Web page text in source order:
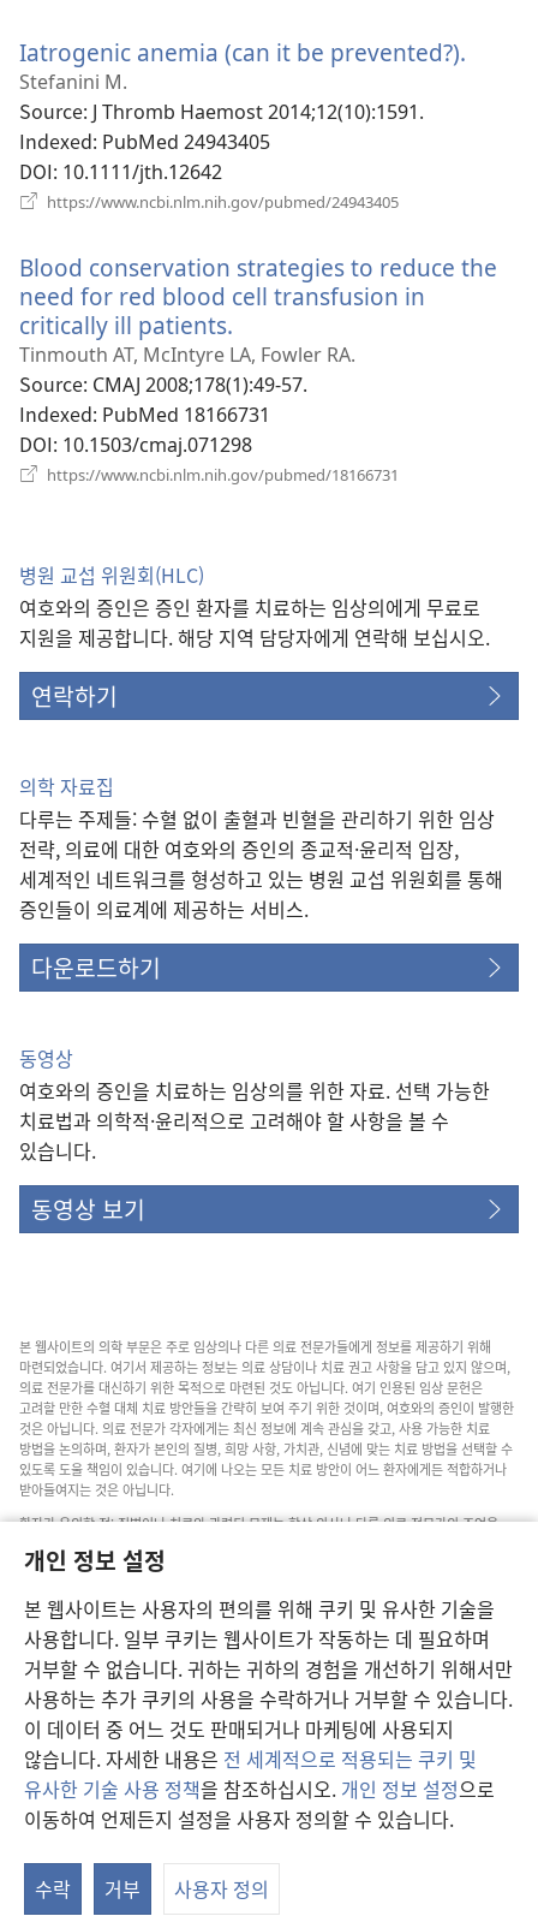
개인 정보 설정
본 웹사이트는 사용자의 편의를 위해 쿠키 및 유사한 기술을
사용합니다. 일부 쿠키는 웹사이트가 작동하는 데 필요하며
거부할 수 없습니다. 귀하는 귀하의 경험을 개선하기 위해서만
사용하는 추가 쿠키의 사용을 수락하거나 거부할 수 있습니다.
이 데이터 중 어느 것도 판매되거나 마케팅에 사용되지
않습니다. 자세한 내용은 전 세계적으로 적용되는 쿠키 및
유사한 기술 사용 정책을 참조하십시오. 개인 정보 설정으로
이동하여 언제든지 설정을 사용자 정의할 수 있습니다.
수락 거부 사용자 정의
창
Iatrogenic anemia (can it be prevented?).
Stefanini M.
Source‎: J Thromb Haemost 2014;12(10):1591.
Indexed‎: PubMed 24943405
DOI‎: 10.1111/jth.12642
https://www.ncbi.nlm.nih.gov/pubmed/24943405
창
열
기)
Blood conservation strategies to reduce the
need for red blood cell transfusion in
critically ill patients.
로
운
창
열
기)
Tinmouth AT, McIntyre LA, Fowler RA.
Source‎: CMAJ 2008;178(1):49-57.
Indexed‎: PubMed 18166731
DOI‎: 10.1503/cmaj.071298
https://www.ncbi.nlm.nih.gov/pubmed/18166731
병원 교섭 위원회(HLC)
여호와의 증인은 증인 환자를 치료하는 임상의에게 무료로
지원을 제공합니다. 해당 지역 담당자에게 연락해 보십시오.
연락하기
의학 자료집
다루는 주제들: 수혈 없이 출혈과 빈혈을 관리하기 위한 임상
전략, 의료에 대한 여호와의 증인의 종교적·윤리적 입장,
세계적인 네트워크를 형성하고 있는 병원 교섭 위원회를 통해
증인들이 의료계에 제공하는 서비스.
다운로드하기
동영상
여호와의 증인을 치료하는 임상의를 위한 자료. 선택 가능한
치료법과 의학적·윤리적으로 고려해야 할 사항을 볼 수
있습니다.
동영상 보기
본 웹사이트의 의학 부문은 주로 임상의나 다른 의료 전문가들에게 정보를 제공하기 위해
마련되었습니다. 여기서 제공하는 정보는 의료 상담이나 치료 권고 사항을 담고 있지 않으며,
의료 전문가를 대신하기 위한 목적으로 마련된 것도 아닙니다. 여기 인용된 임상 문헌은
고려할 만한 수혈 대체 치료 방안들을 간략히 보여 주기 위한 것이며, 여호와의 증인이 발행한
것은 아닙니다. 의료 전문가 각자에게는 최신 정보에 계속 관심을 갖고, 사용 가능한 치료
방법을 논의하며, 환자가 본인의 질병, 희망 사항, 가치관, 신념에 맞는 치료 방법을 선택할 수
있도록 도울 책임이 있습니다. 여기에 나오는 모든 치료 방안이 어느 환자에게든 적합하거나
받아들여지는 것은 아닙니다.
환자가 유의할 점: 질병이나 치료와 관련된 문제는 항상 의사나 다른 의료 전문가의 조언을
본 웹사이트의 이용은 이 사이트 약관의 제약을 받습니다.
보기 설정
Copyright© 2026 Watch Tower Bible and Tract Society of Pennsylvania.
이용 약관| 개인 정보 보호 정책| 개인 정보 보호 설정